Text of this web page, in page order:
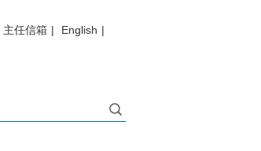
主任信箱 | English |